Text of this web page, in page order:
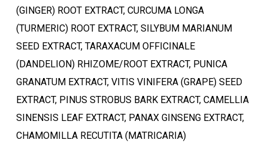
(GINGER) ROOT EXTRACT, CURCUMA LONGA
(TURMERIC) ROOT EXTRACT, SILYBUM MARIANUM
SEED EXTRACT, TARAXACUM OFFICINALE
(DANDELION) RHIZOME/ROOT EXTRACT, PUNICA
GRANATUM EXTRACT, VITIS VINIFERA (GRAPE) SEED
EXTRACT, PINUS STROBUS BARK EXTRACT, CAMELLIA
SINENSIS LEAF EXTRACT, PANAX GINSENG EXTRACT,
CHAMOMILLA RECUTITA (MATRICARIA)